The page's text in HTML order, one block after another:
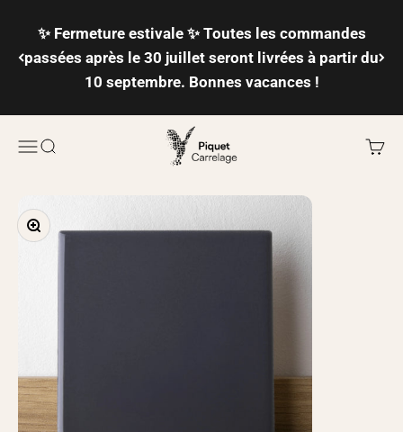
✨ Fermeture estivale ✨ Toutes les commandes
passées après le 30 juillet seront livrées à partir du
10 septembre. Bonnes vacances !
Ouvrir la navigation
Ouvrir la recherche
Piquet Carrelage
Voir
Zoomer sur l'image